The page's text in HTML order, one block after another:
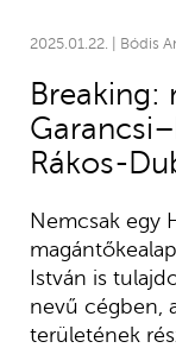
2025.01.22. | Bódis
Breaking:
Rákos-
Nemcsak egy
István is
nevű cégben,
területének